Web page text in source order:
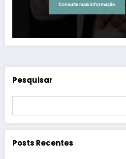
Consulte mais informação
Pesquisar
Posts Recentes